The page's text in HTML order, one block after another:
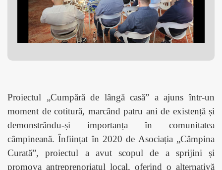
Proiectul „Cumpără de lângă casă” a ajuns într-un
moment de cotitură, marcând patru ani de existență și
demonstrându-și importanța în comunitatea
câmpineană. Înființat în 2020 de Asociația „Câmpina
Curată”, proiectul a avut scopul de a sprijini și
promova antreprenoriatul local, oferind o alternativă